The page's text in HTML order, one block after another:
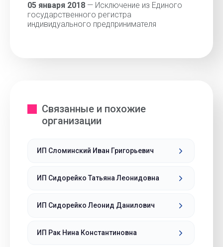
05 января 2018 — Исключение из Единого
государственного регистра
индивидуального предпринимателя
Связанные и похожие
организации
ИП Сломинский Иван Григорьевич
ИП Сидорейко Татьяна Леонидовна
ИП Сидорейко Леонид Данилович
ИП Рак Нина Константиновна